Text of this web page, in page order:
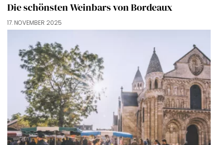
Die schönsten Weinbars von Bordeaux
17. NOVEMBER 2025